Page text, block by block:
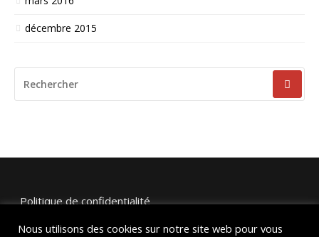
décembre 2015
POUR
:
Politique de confidentialité
Mentions légales et crédits
Nous utilisons des cookies sur notre site web pour vous